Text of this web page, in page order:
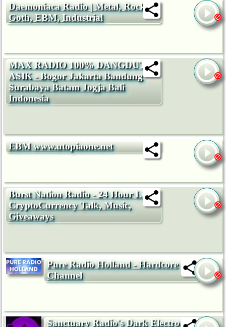
Daemoniaca Radio | Metal, Rock,
Goth, EBM, Industrial
MAX RADIO 100% DANGDUT
ASIK - Bogor Jakarta Bandung
Surabaya Batam Jogja Bali
Indonesia
EBM www.utopiaone.net
Burst Nation Radio - 24 Hour Live
CryptoCurrency Talk, Music,
Giveaways
Pure Radio Holland - Hardcore
Channel
Sanctuary Radio's Dark Electro